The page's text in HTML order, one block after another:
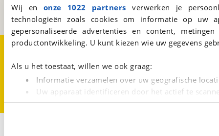
Wij en onze 1022 partners verwerken je
technologieën zoals cookies om informatie op
gepersonaliseerde advertenties en content,
productontwikkeling. U kunt kiezen wie uw gegevens
Als u het toestaat, willen we ook graag:
Informatie verzamelen over uw geografische
Uw apparaat identificeren door het actief te
Lees meer over hoe uw persoonlijke gegevens worden
Een initiatief van
BOVAG
Over viaBOVAG.nlDisclaimer- en Privacyverklaring